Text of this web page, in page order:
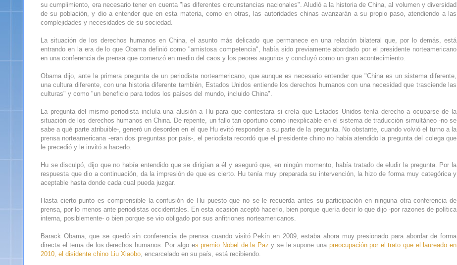
su cumplimiento, era necesario tener en cuenta "las diferentes circunstancias nacionales". Aludió a la historia de China, al volumen y diversidad
de su población, y dio a entender que en esta materia, como en otras, las autoridades chinas avanzarán a su propio paso, atendiendo a las
complejidades y necesidades de su sociedad.
La situación de los derechos humanos en China, el asunto más delicado que permanece en una relación bilateral que, por lo demás, está
entrando en la era de lo que Obama definió como "amistosa competencia", había sido previamente abordado por el presidente norteamericano
en una conferencia de prensa que comenzó en medio del caos y los peores augurios y concluyó como un gran acontecimiento.
Obama dijo, ante la primera pregunta de un periodista norteamericano, que aunque es necesario entender que "China es un sistema diferente,
una cultura diferente, con una historia diferente también, Estados Unidos entiende los derechos humanos con una necesidad que trasciende las
culturas" y como "un beneficio para todos los países del mundo, incluido China".
La pregunta del mismo periodista incluía una alusión a Hu para que contestara si creía que Estados Unidos tenía derecho a ocuparse de la
situación de los derechos humanos en China. De repente, un fallo tan oportuno como inexplicable en el sistema de traducción simultáneo -no se
sabe a qué parte atribuible-, generó un desorden en el que Hu evitó responder a su parte de la pregunta. No obstante, cuando volvió el turno a la
prensa norteamericana -eran dos preguntas por país-, el periodista recordó que el presidente chino no había atendido la pregunta del colega que
le precedió y le invitó a hacerlo.
Hu se disculpó, dijo que no había entendido que se dirigían a él y aseguró que, en ningún momento, había tratado de eludir la pregunta. Por la
respuesta que dio a continuación, da la impresión de que es cierto. Hu tenía muy preparada su intervención, la hizo de forma muy categórica y
aceptable hasta donde cada cual pueda juzgar.
Hasta cierto punto es comprensible la confusión de Hu puesto que no se le recuerda antes su participación en ninguna otra conferencia de
prensa, por lo menos ante periodistas occidentales. En esta ocasión aceptó hacerlo, bien porque quería decir lo que dijo -por razones de política
interna, posiblemente- o bien porque se vio obligado por sus anfitriones norteamericanos.
Barack Obama, que se quedó sin conferencia de prensa cuando visitó Pekín en 2009, estaba ahora muy presionado para abordar de forma
directa el tema de los derechos humanos. Por algo es premio Nobel de la Pazy se le supone una preocupación por el trato que el laureado en
2010, el disidente chino Liu Xiaobo , encarcelado en su país, está recibiendo.